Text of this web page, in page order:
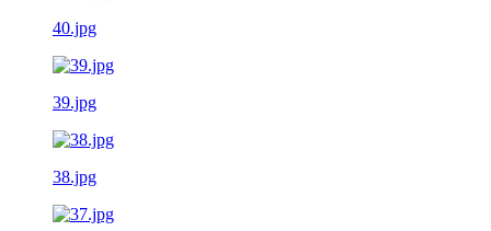
40.jpg
39.jpg
38.jpg